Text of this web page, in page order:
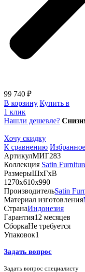
99 740 ₽
В корзину Купить в
1 клик
Нашли дешевле?
Хочу скидку
К сравнению Избранное
АртикулМИГ283
Коллекция Satin
РазмерыШхГхВ
1270х610х990
ПроизводительSatin
Материал изготовления
СтранаИндонезия
Гарантия12 месяцев
СборкаНе требуется
Упаковок1
Задать вопрос
Задать вопрос специалисту